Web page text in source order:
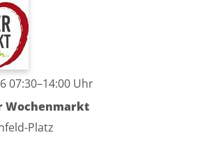
07:30–14:00 Uhr
Wochenmarkt
Platz